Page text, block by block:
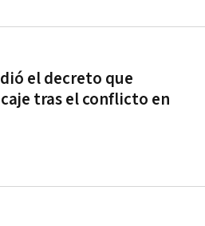
el decreto que
tras el conflicto en